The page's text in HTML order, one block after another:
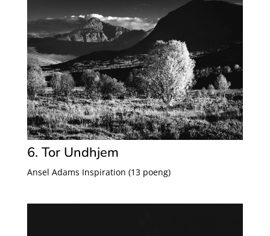
6. Tor Undhjem
Ansel Adams Inspiration (13 poeng)